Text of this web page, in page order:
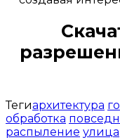
Тегиархитектура
обработка
распыление улица